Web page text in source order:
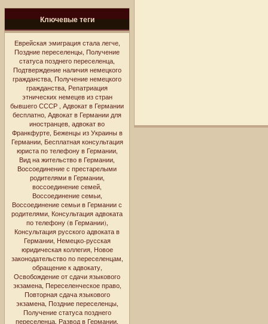
Ключевые теги
Еврейская эмиграция стала легче,
Поздние переселенцы, Получение
статуса позднего переселенца,
Подтверждение наличия немецкого
гражданства, Получение немецкого
гражданства, Репатриация
этнических немецев из стран
бывшего СССР , Адвокат в Германии
бесплатно, Адвокат в Германии для
иностранцев, адвокат во
Франкфурте, Беженцы из Украины в
Германии, Бесплатная консультация
юриста по телефону в Германии,
Вид на жительство в Германии,
Воссоединение с престарелыми
родителями в Германии,
воссоединение семей,
Воссоединение семьи,
Воссоединение семьи в Германии с
родителями, Консультация адвоката
по телефону (в Германии),
Консультация русского адвоката в
Германии, Немецко-русская
юридическая коллегия, Новое
законодательство по переселенцам,
обращение к адвокату,
Освобождение от сдачи языкового
экзамена, Переселенческое право,
Повторная сдача языкового
экзамена, Поздние переселенцы,
Получение статуса позднего
переселенца, Развод в Германии,